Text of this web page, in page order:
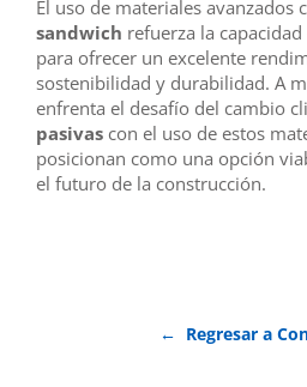
El uso de materiales avanzados
sandwich refuerza la capacidad
para ofrecer un excelente
sostenibilidad y durabilidad. A
enfrenta el desafío del cambio
pasivas con el uso de estos
posicionan como una opción
el futuro de la construcción.
← Regresar a